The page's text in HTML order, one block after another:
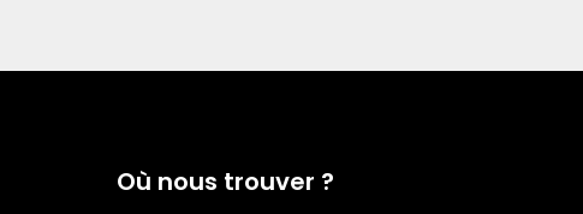
Où nous trouver ?